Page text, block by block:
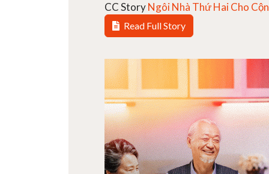
CC StoryNgôi Nhà Thứ Hai Cho
Read Full Story